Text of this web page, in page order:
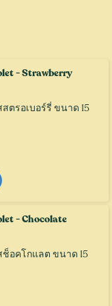
- Strawberry
ตรอเบอร์รี่ ขนาด 15
- Chocolate
อคโกแลต ขนาด 15